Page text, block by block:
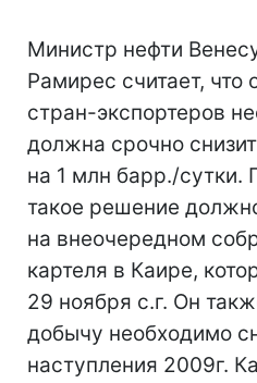
Министр нефти
Рамирес считает, что
стран-экспортеров
должна срочно
на 1 млн барр./сутки.
такое решение
на внеочередном
картеля в Каире,
29 ноября с.г. Он
добычу необходимо
наступления 2009г.